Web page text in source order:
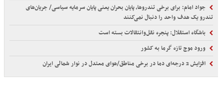
جواد امام: برای برخی تندروها، پایان بحران یعنی پایان سرمایه سیاسی/ جریان‌های
تندرو یک هدف واحد را دنبال نمی‌کنند
باشگاه استقلال: پنجره نقل‌وانتقالات بسته است
ورود موج تازه گرما به کشور
افزایش 2 درجه‌ای دما در برخی مناطق/هوای معتدل در نوار شمالی ایران